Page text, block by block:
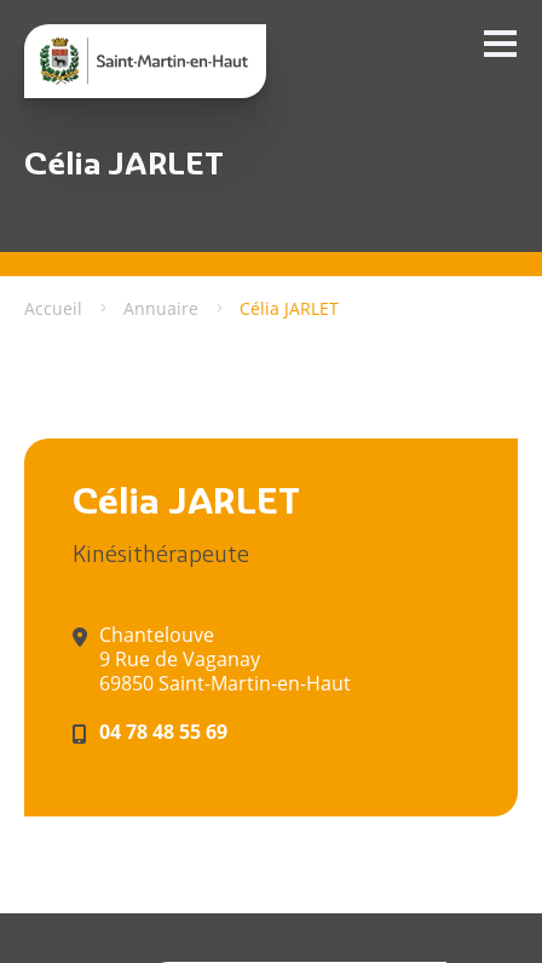
Célia JARLET
Accueil Annuaire Célia JARLET
Célia JARLET
Kinésithérapeute
Chantelouve
9 Rue de Vaganay
69850 Saint-Martin-en-Haut
04 78 48 55 69
Citoyen
Pratique